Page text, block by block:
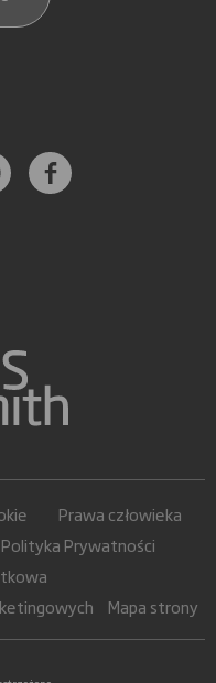
Prawa człowieka
Polityka Prywatności
Mapa strony